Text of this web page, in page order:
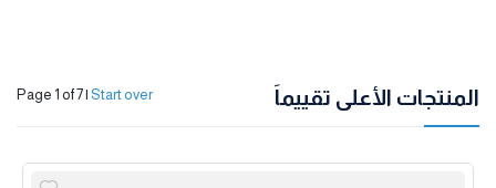
المنتجات الأعلى تقييماً Page 1 of 7| Start over